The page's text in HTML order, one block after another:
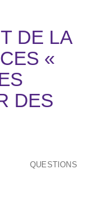
DE LA
«
DES
QUESTIONS